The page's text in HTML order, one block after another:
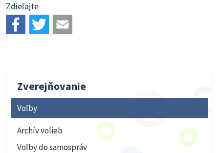
Zdieľajte
Zverejňovanie
Voľby
Archív volieb
Voľby do samospráv